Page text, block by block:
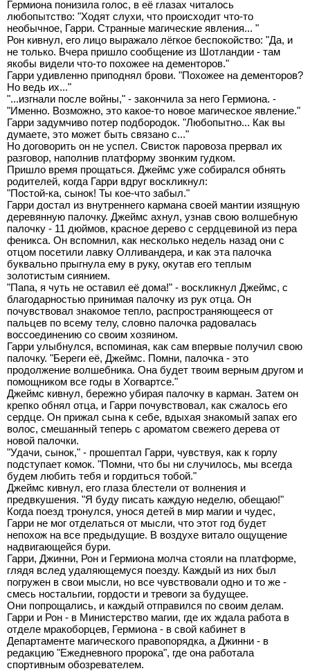
Гермиона понизила голос, в её глазах читалось
любопытство: "Ходят слухи, что происходит что-то
необычное, Гарри. Странные магические явления... "
Рон кивнул, его лицо выражало лёгкое беспокойство: "Да, и
не только. Вчера пришло сообщение из Шотландии - там
якобы видели что-то похожее на дементоров."
Гарри удивленно приподнял брови. "Похожее на дементоров?
Но ведь их..."
"...изгнали после войны," - закончила за него Гермиона. -
"Именно. Возможно, это какое-то новое магическое явление."
Гарри задумчиво потер подбородок. "Любопытно... Как вы
думаете, это может быть связано с..."
Но договорить он не успел. Свисток паровоза прервал их
разговор, наполнив платформу звонким гудком.
Пришло время прощаться. Джеймс уже собирался обнять
родителей, когда Гарри вдруг воскликнул:
"Постой-ка, сынок! Ты кое-что забыл."
Гарри достал из внутреннего кармана своей мантии изящную
деревянную палочку. Джеймс ахнул, узнав свою волшебную
палочку - 11 дюймов, красное дерево с сердцевиной из пера
феникса. Он вспомнил, как несколько недель назад они с
отцом посетили лавку Олливандера, и как эта палочка
буквально прыгнула ему в руку, окутав его теплым
золотистым сиянием.
"Папа, я чуть не оставил её дома!" - воскликнул Джеймс, с
благодарностью принимая палочку из рук отца. Он
почувствовал знакомое тепло, распространяющееся от
пальцев по всему телу, словно палочка радовалась
воссоединению со своим хозяином.
Гарри улыбнулся, вспоминая, как сам впервые получил свою
палочку. "Береги её, Джеймс. Помни, палочка - это
продолжение волшебника. Она будет твоим верным другом и
помощником все годы в Хогвартсе."
Джеймс кивнул, бережно убирая палочку в карман. Затем он
крепко обнял отца, и Гарри почувствовал, как сжалось его
сердце. Он прижал сына к себе, вдыхая знакомый запах его
волос, смешанный теперь с ароматом свежего дерева от
новой палочки.
"Удачи, сынок," - прошептал Гарри, чувствуя, как к горлу
подступает комок. "Помни, что бы ни случилось, мы всегда
будем любить тебя и гордиться тобой."
Джеймс кивнул, его глаза блестели от волнения и
предвкушения. "Я буду писать каждую неделю, обещаю!"
Когда поезд тронулся, унося детей в мир магии и чудес,
Гарри не мог отделаться от мысли, что этот год будет
непохож на все предыдущие. В воздухе витало ощущение
надвигающейся бури.
Гарри, Джинни, Рон и Гермиона молча стояли на платформе,
глядя вслед удаляющемуся поезду. Каждый из них был
погружен в свои мысли, но все чувствовали одно и то же -
смесь ностальгии, гордости и тревоги за будущее.
Они попрощались, и каждый отправился по своим делам.
Гарри и Рон - в Министерство магии, где их ждала работа в
отделе мракоборцев, Гермиона - в свой кабинет в
Департаменте магического правопорядка, а Джинни - в
редакцию "Ежедневного пророка", где она работала
спортивным обозревателем.